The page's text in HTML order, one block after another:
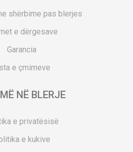
shërbime pas blerjes
e dërgesave
Garancia
e çmimeve
NË BLERJE
e privatësisë
e kukive